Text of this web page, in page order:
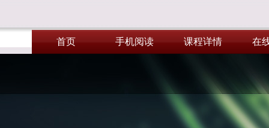
首页 手机阅读 课程详情 在